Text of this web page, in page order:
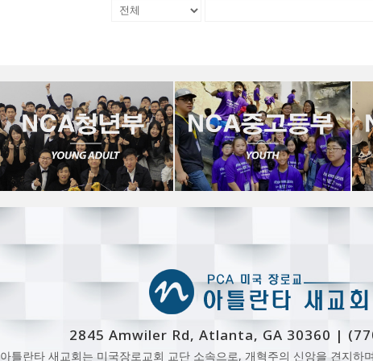
2845 Amwiler Rd, Atlanta, GA 30360 |
아틀란타 새교회는 미국장로교회 교단 소속으로, 개혁주의 신앙을 견지하